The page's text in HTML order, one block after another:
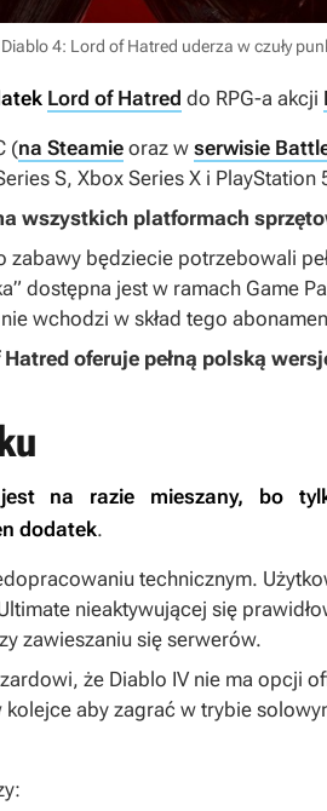
4: Lord of Hatred uderza w czuły
Lord of Hatred do RPG-a akcji
(na Steamie oraz w serwisie
S, Xbox Series X i PlayStation
wszystkich platformach
będziecie potrzebowali
dostępna jest w ramach Game
wchodzi w skład tego
Hatred oferuje pełną polską
na razie mieszany, bo
dodatek.
technicznym.
nieaktywującej się
zawieszaniu się serwerów.
że Diablo IV nie ma opcji
aby zagrać w trybie